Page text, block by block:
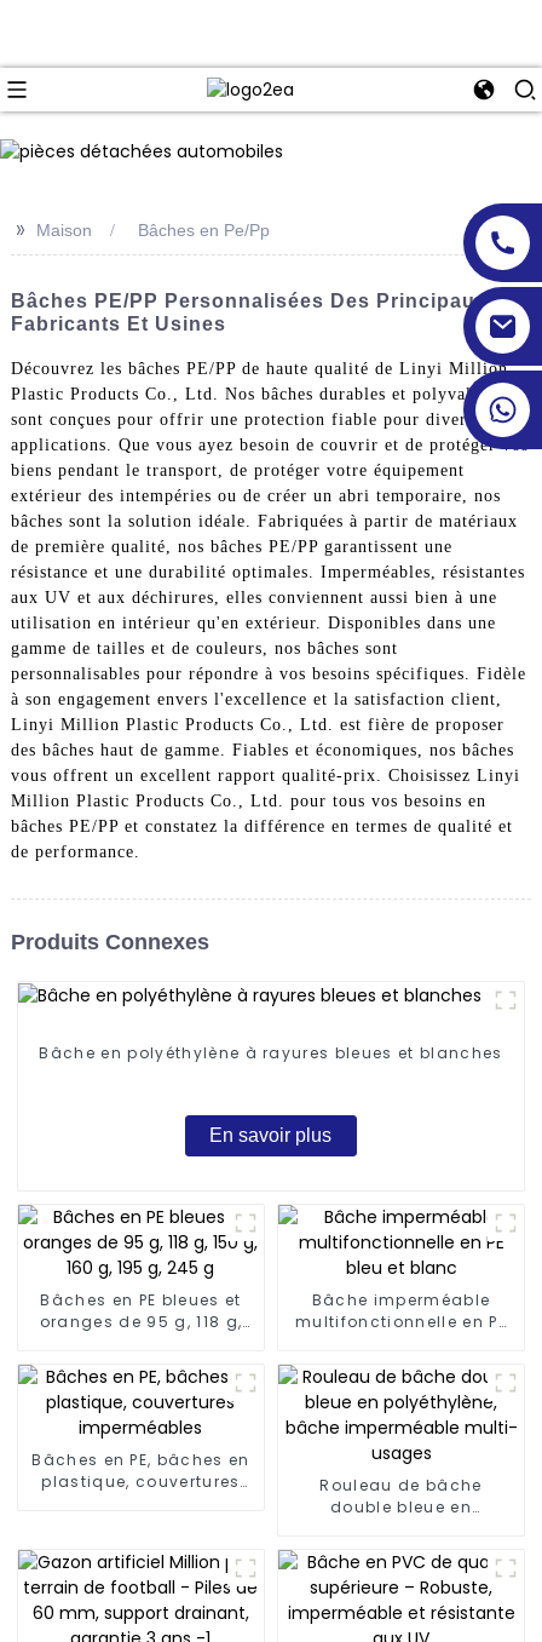
>> Maison Bâches en Pe/Pp
Bâches PE/PP Personnalisées Des Principaux
Fabricants Et Usines
Découvrez les bâches PE/PP de haute qualité de Linyi Million
Plastic Products Co., Ltd. Nos bâches durables et polyvalentes
sont conçues pour offrir une protection fiable pour diverses
applications. Que vous ayez besoin de couvrir et de protéger vos
biens pendant le transport, de protéger votre équipement
extérieur des intempéries ou de créer un abri temporaire, nos
bâches sont la solution idéale. Fabriquées à partir de matériaux
de première qualité, nos bâches PE/PP garantissent une
résistance et une durabilité optimales. Imperméables, résistantes
aux UV et aux déchirures, elles conviennent aussi bien à une
utilisation en intérieur qu'en extérieur. Disponibles dans une
gamme de tailles et de couleurs, nos bâches sont
personnalisables pour répondre à vos besoins spécifiques. Fidèle
à son engagement envers l'excellence et la satisfaction client,
Linyi Million Plastic Products Co., Ltd. est fière de proposer
des bâches haut de gamme. Fiables et économiques, nos bâches
vous offrent un excellent rapport qualité-prix. Choisissez Linyi
Million Plastic Products Co., Ltd. pour tous vos besoins en
bâches PE/PP et constatez la différence en termes de qualité et
de performance.
Produits Connexes
Bâche en polyéthylène à rayures bleues et blanches
En savoir plus
Bâches en PE bleues et
oranges de 95 g, 118 g,
Bâche imperméable
multifonctionnelle en PE
Bâches en PE, bâches en
plastique, couvertures
Rouleau de bâche
double bleue en
imperméable multi-
usages